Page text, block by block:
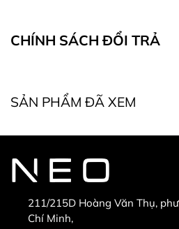
CHÍNH SÁCH ĐỔI TRẢ
* Điều kiện bắt buộc khi đổi, trả
SẢN PHẨM ĐÃ XEM
211/215D Hoàng Văn Thụ,
Chí Minh,